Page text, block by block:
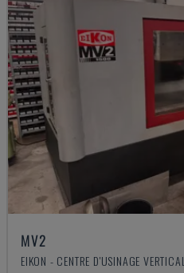
MV2
EIKON - CENTRE D'USINAGE VERTICAL